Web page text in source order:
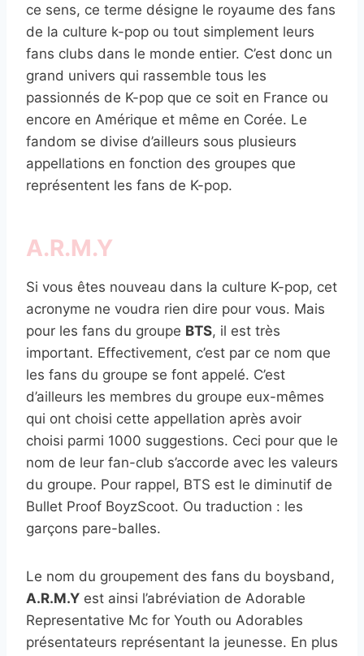
ce sens, ce terme désigne le royaume des fans
de la culture k-pop ou tout simplement leurs
fans clubs dans le monde entier. C’est donc un
grand univers qui rassemble tous les
passionnés de K-pop que ce soit en France ou
encore en Amérique et même en Corée. Le
fandom se divise d’ailleurs sous plusieurs
appellations en fonction des groupes que
représentent les fans de K-pop.
A.R.M.Y
Si vous êtes nouveau dans la culture K-pop, cet
acronyme ne voudra rien dire pour vous. Mais
pour les fans du groupe BTS, il est très
important. Effectivement, c’est par ce nom que
les fans du groupe se font appelé. C’est
d’ailleurs les membres du groupe eux-mêmes
qui ont choisi cette appellation après avoir
choisi parmi 1000 suggestions. Ceci pour que le
nom de leur fan-club s’accorde avec les valeurs
du groupe. Pour rappel, BTS est le diminutif de
Bullet Proof BoyzScoot. Ou traduction : les
garçons pare-balles.
Le nom du groupement des fans du boysband,
A.R.M.Y est ainsi l’abréviation de Adorable
Representative Mc for Youth ou Adorables
présentateurs représentant la jeunesse. En plus